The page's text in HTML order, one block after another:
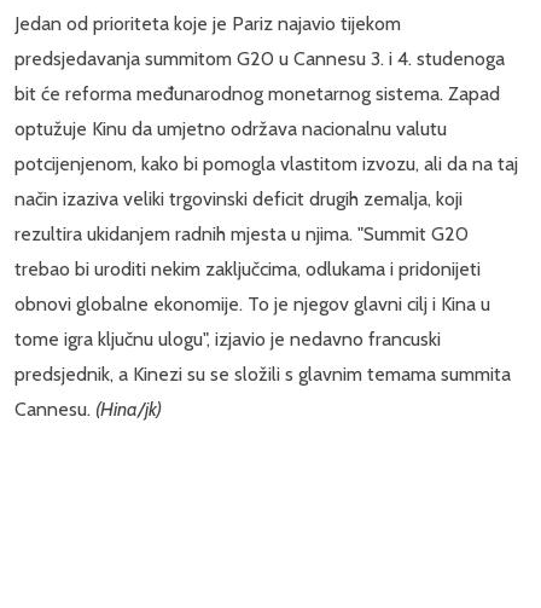
Jedan od prioriteta koje je Pariz najavio tijekom
predsjedavanja summitom G20 u Cannesu 3. i 4. studenoga
bit će reforma međunarodnog monetarnog sistema. Zapad
optužuje Kinu da umjetno održava nacionalnu valutu
potcijenjenom, kako bi pomogla vlastitom izvozu, ali da na taj
način izaziva veliki trgovinski deficit drugih zemalja, koji
rezultira ukidanjem radnih mjesta u njima. "Summit G20
trebao bi uroditi nekim zaključcima, odlukama i pridonijeti
obnovi globalne ekonomije. To je njegov glavni cilj i Kina u
tome igra ključnu ulogu", izjavio je nedavno francuski
predsjednik, a Kinezi su se složili s glavnim temama summita
Cannesu. (Hina/jk)